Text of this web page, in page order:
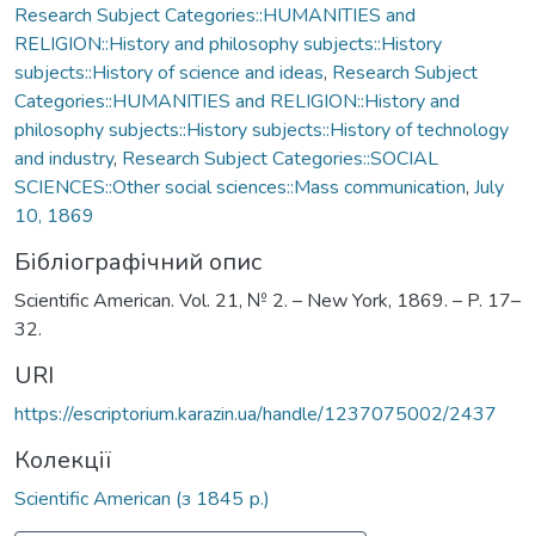
Research Subject Categories::HUMANITIES and
RELIGION::History and philosophy subjects::History
subjects::History of science and ideas, Research Subject
Categories::HUMANITIES and RELIGION::History and
philosophy subjects::History subjects::History of technology
and industry, Research Subject Categories::SOCIAL
SCIENCES::Other social sciences::Mass communication, July
10, 1869
Бібліографічний опис
Scientific American. Vol. 21, № 2. – New York, 1869. – P. 17–
32.
URI
https://escriptorium.karazin.ua/handle/1237075002/2437
Колекції
Scientific American (з 1845 р.)